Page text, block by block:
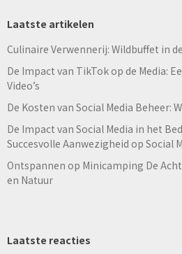
Laatste artikelen
Culinaire Verwennerij: Wildbuffet in
De Impact van TikTok op de Media:
Video’s
De Kosten van Social Media Beheer:
De Impact van Social Media in het
Succesvolle Aanwezigheid op Social
Ontspannen op Minicamping De
en Natuur
Laatste reacties